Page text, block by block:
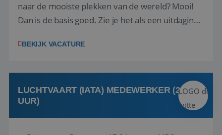
naar de mooiste plekken van de wereld? Mooi!
Dan is de basis goed. Zie je het als een uitdaging
het samenstellen en boeken van de perfecte
deze onderdelen zijn nu samen gevoegd...
BEKIJK VACATURE
LUCHTVAART (IATA) MEDEWERKER (24-32
UUR)